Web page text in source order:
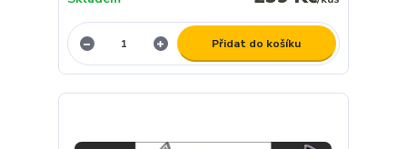
Přidat do košíku